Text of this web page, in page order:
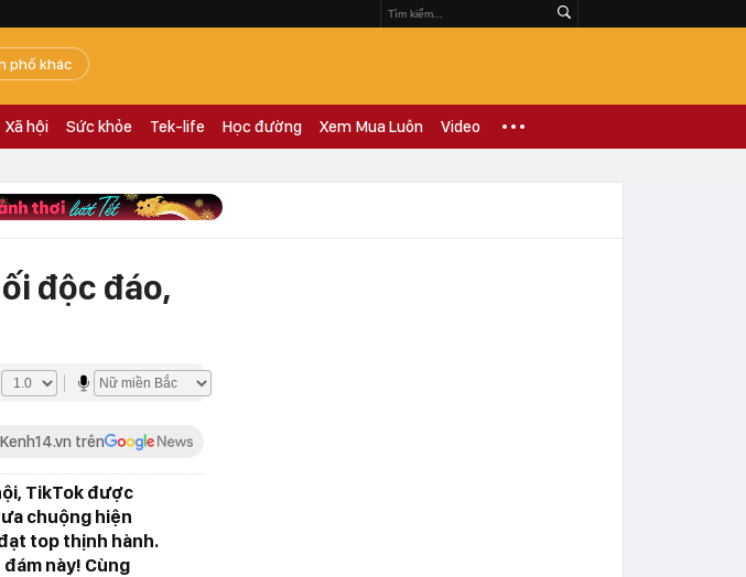
phố khác
Xã hội Sức khỏe Tek-life Học đường Xem Mua Luôn Video
độc đáo,
trên
TikTok được
chuộng hiện
top thịnh hành.
này! Cùng